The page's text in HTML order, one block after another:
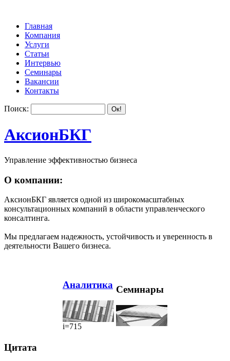
Главная
Компания
Услуги
Статьи
Интервью
Семинары
Вакансии
Контакты
Поиск:
АксионБКГ
Управление эффективностью бизнеса
О компании:
АксионБКГ является одной из широкомасштабных
консультационных компаний в области управленческого
консалтинга.
Мы предлагаем надежность, устойчивость и уверенность в
деятельности Вашего бизнеса.
Аналитика
i=715
Семинары
Цитата